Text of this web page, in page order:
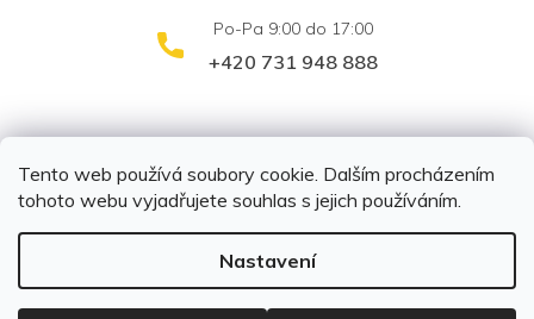
Tento web používá soubory cookie. Dalším procházením
tohoto webu vyjadřujete souhlas s jejich používáním.
Nastavení
+420 731 948 888
Copyright 2026EPA svítidla s.r.o.. Všechna práva